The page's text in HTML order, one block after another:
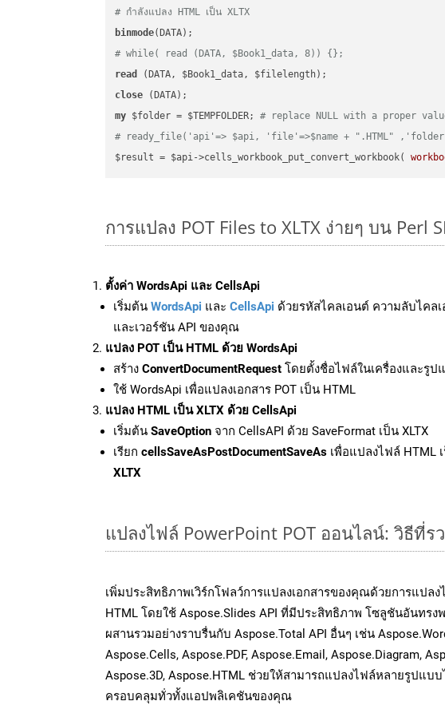
# กำลังแปลง HTML เป็น XLTX
binmode
# while( read (DATA, $Book1_data, 8)) {};
read
close
my $folder = $TEMPFOLDER; # replace NULL with a proper
# ready_file('api'=> $api, 'file'=>$name + ".HTML"
$result = $api->cells_workbook_put_convert_workbook(
การแปลง POT Files to XLTX ง่ายๆ บน Perl
ตั้งค่า WordsApi และ CellsApi
เริ่มต้น WordsApi และ CellsApi ด้วยรหัสไคลเอนต์ ความลับไคลเ
และเวอร์ชัน API ของคุณ
แปลง POT เป็น HTML ด้วย WordsApi
สร้าง ConvertDocumentRequest โดยตั้งชื่อไฟล์ในเครื่องและรูป
ใช้ WordsApi เพื่อแปลงเอกสาร POT เป็น HTML
แปลง HTML เป็น XLTX ด้วย CellsApi
เริ่มต้น SaveOption จาก CellsAPI ด้วย SaveFormat เป็น XLTX
เรียก cellsSaveAsPostDocumentSaveAs เพื่อแปลงไฟล์ HTML
XLTX
แปลงไฟล์ PowerPoint POT ออนไลน์: วิธีที่ร
เพิ่มประสิทธิภาพเวิร์กโฟลว์การแปลงเอกสารของคุณด้วยการแปลง
HTML โดยใช้ Aspose.Slides API ที่มีประสิทธิภาพ โซลูชันอันทรง
ผสานรวมอย่างราบรื่นกับ Aspose.Total API อื่นๆ เช่น
Aspose.Cells, Aspose.PDF, Aspose.Email, Aspose.Diagram,
Aspose.3D, Aspose.HTML ช่วยให้สามารถแปลงไฟล์หลายรูปแบบ
ครอบคลุมทั่วทั้งแอปพลิเคชันของคุณ